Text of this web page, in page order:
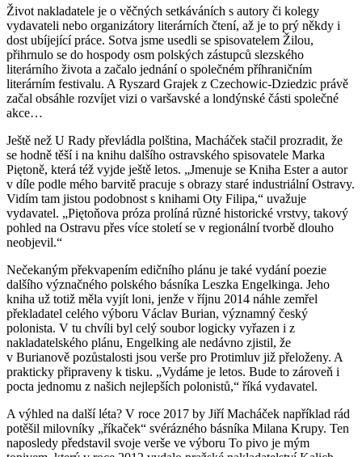
Život nakladatele je o věčných setkáváních s autory či kolegy
vydavateli nebo organizátory literárních čtení, až je to prý někdy i
dost ubíjející práce. Sotva jsme usedli se spisovatelem Žilou,
přihrnulo se do hospody osm polských zástupců slezského
literárního života a začalo jednání o společném příhraničním
literárním festivalu. A Ryszard Grajek z Czechowic-Dziedzic právě
začal obsáhle rozvíjet vizi o varšavské a londýnské části společné
akce…
Ještě než U Rady převládla polština, Macháček stačil prozradit, že
se hodně těší i na knihu dalšího ostravského spisovatele Marka
Piętoně, která též vyjde ještě letos. „Jmenuje se Kniha Ester a autor
v díle podle mého barvitě pracuje s obrazy staré industriální Ostravy.
Vidím tam jistou podobnost s knihami Oty Filipa,“ uvažuje
vydavatel. „Piętoňova próza prolíná různé historické vrstvy, takový
pohled na Ostravu přes více století se v regionální tvorbě dlouho
neobjevil.“
Nečekaným překvapením edičního plánu je také vydání poezie
dalšího význačného polského básníka Leszka Engelkinga. Jeho
kniha už totiž měla vyjít loni, jenže v říjnu 2014 náhle zemřel
překladatel celého výboru Václav Burian, významný český
polonista. V tu chvíli byl celý soubor logicky vyřazen i z
nakladatelského plánu, Engelking ale nedávno zjistil, že
v Burianově pozůstalosti jsou verše pro Protimluv již přeloženy. A
prakticky připraveny k tisku. „Vydáme je letos. Bude to zároveň i
pocta jednomu z našich nejlepších polonistů,“ říká vydavatel.
A výhled na další léta? V roce 2017 by Jiří Macháček například rád
potěšil milovníky „říkaček“ svérázného básníka Milana Krupy. Ten
naposledy představil svoje verše ve výboru To pivo je mým